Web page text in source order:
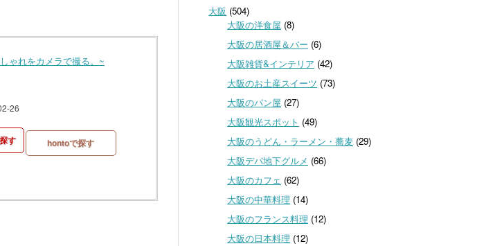
ゃれをカメラで撮る。~
26
す hontoで探す
大阪 (504)
大阪の洋食屋 (8)
大阪の居酒屋＆バー (6)
大阪雑貨&インテリア (42)
大阪のお土産スイーツ (73)
大阪のパン屋 (27)
大阪観光スポット (49)
大阪のうどん・ラーメン・蕎麦(29)
大阪デパ地下グルメ (66)
大阪のカフェ (62)
大阪の中華料理 (14)
大阪のフランス料理 (12)
大阪の日本料理 (12)